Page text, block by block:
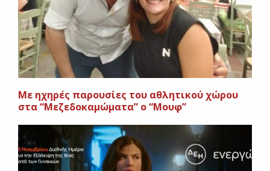
Με ηχηρές παρουσίες του αθλητικού χώρου
στα “Μεζεδοκαμώματα” ο “Μουφ”